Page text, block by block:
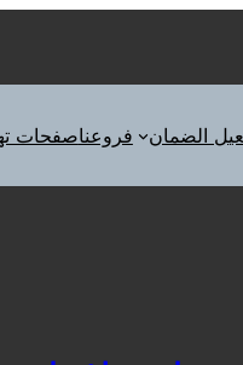
صفحاتفروعنا الضمان